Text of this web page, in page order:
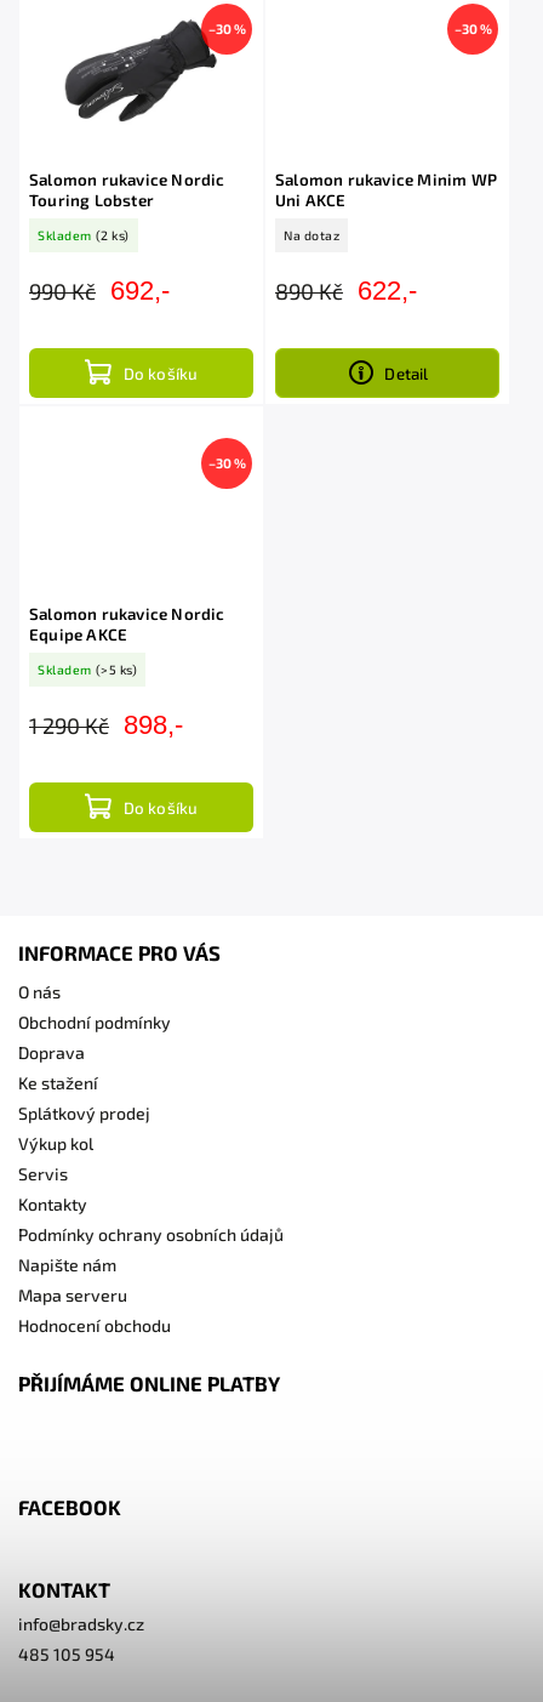
–30 %
Salomon rukavice Nordic
Touring Lobster
Skladem (2 ks)
990 Kč 692,-
Do košíku
–30 %
Salomon rukavice Minim WP
Uni AKCE
Na dotaz
890 Kč 622,-
Detail
–30 %
Salomon rukavice Nordic
Equipe AKCE
Skladem (>5 ks)
1 290 Kč 898,-
Do košíku
INFORMACE PRO VÁS
O nás
Obchodní podmínky
Doprava
Ke stažení
Splátkový prodej
Výkup kol
Servis
Kontakty
Podmínky ochrany osobních údajů
Napište nám
Mapa serveru
Hodnocení obchodu
PŘIJÍMÁME ONLINE PLATBY
FACEBOOK
KONTAKT
info@bradsky.cz
485 105 954